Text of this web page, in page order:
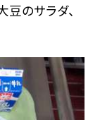
豆のサラダ、